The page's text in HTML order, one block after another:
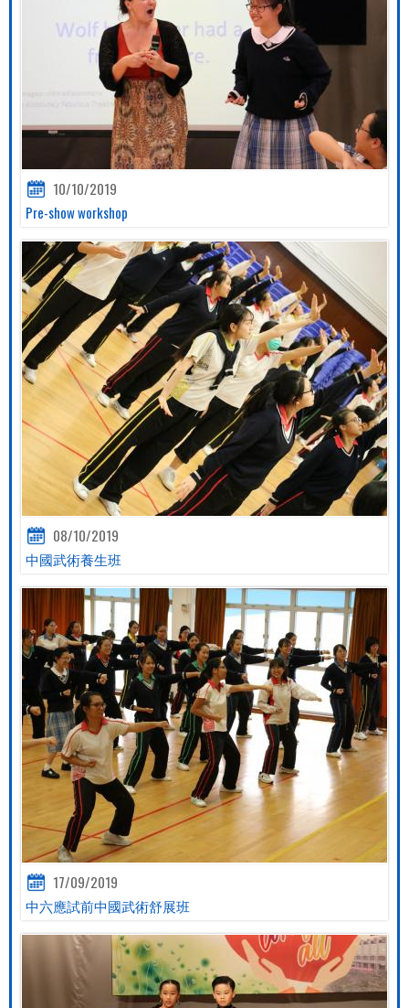
10/10/2019
Pre-show workshop
08/10/2019
中國武術養生班
17/09/2019
中六應試前中國武術舒展班